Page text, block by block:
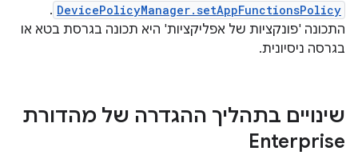
DevicePolicyManager.setAppFunctionsPolicy
.
התכונה 'פונקציות של אפליקציות' היא תכונה בגרסת בטא או
בגרסה ניסיונית.
שינויים בתהליך ההגדרה של מהדורת
Enterprise